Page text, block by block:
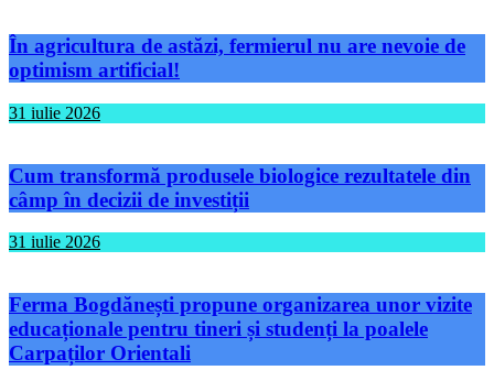
În agricultura de astăzi, fermierul nu are nevoie de
optimism artificial!
31 iulie 2026
Cum transformă produsele biologice rezultatele din
câmp în decizii de investiții
31 iulie 2026
Ferma Bogdănești propune organizarea unor vizite
educaționale pentru tineri și studenți la poalele
Carpaților Orientali